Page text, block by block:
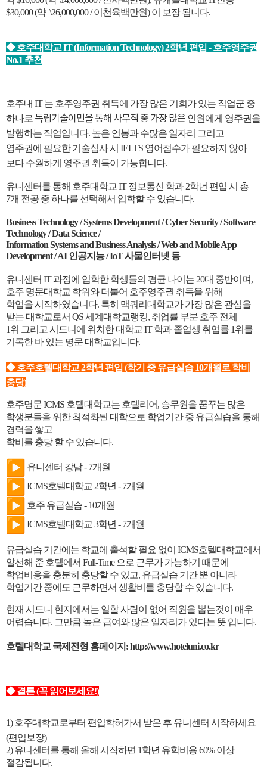
$30,000 (약 \26,000,000 / 이천육백만원) 이 보장 됩니다.
◆ 호주대학교 IT (Information Technology) 2학년 편입 - 호주영주권
No.1 추천
호주내 IT 는 호주영주권 취득에 가장 많은 기회가 있는 직업군 중
하나로 독립기술이민을 통해 사무직 중 가장 많은 인원에게 영주권을
발행하는 직업입니다. 높은 연봉과 수많은 일자리 그리고
영주권에 필요한 기술심사 시 IELTS 영어점수가 필요하지 않아
보다 수월하게 영주권 취득이 가능합니다.
유니센터를 통해 호주대학교 IT 정보통신 학과 2학년 편입 시 총
7개 전공 중 하나를 선택해서 입학할 수 있습니다.
Business Technology / Systems Development /Cyber Security / Software
Technology / Data Science /
Information Systems and Business Analysis / Web and Mobile App
Development / AI 인공지능 / IoT 사물인터넷 등
유니센터 IT 과정에 입학한 학생들의 평균 나이는 20대 중반이며,
호주 명문대학교 학위와 더불어 호주영주권 취득을 위해
학업을시작하였습니다. 특히 맥쿼리대학교가 가장 많은 관심을
받는 대학교로서 QS 세계대학교랭킹, 취업률 부분 호주 전체
1위 그리고 시드니에 위치한 대학교 IT 학과 졸업생 취업률 1위를
기록한 바 있는 명문 대학교입니다.
◆ 호주호텔대학교 2학년 편입 (학기 중 유급실습 10개월로 학비
충당)
호주명문 ICMS 호텔대학교는 호텔리어, 승무원을 꿈꾸는 많은
학생분들을 위한 최적화된 대학으로 학업기간 중 유급실습을 통해
경력을 쌓고
학비를 충당 할 수 있습니다.
유니센터 강남 - 7개월
ICMS호텔대학교 2학년 - 7개월
호주 유급실습 - 10개월
ICMS호텔대학교 3학년 - 7개월
유급실습 기간에는 학교에 출석할 필요 없이 ICMS호텔대학교에서
알선해 준 호텔에서 Full-Time 으로 근무가 가능하기 때문에
학업비용을 충분히 충당할 수 있고, 유급실습 기간 뿐 아니라
학업기간 중에도 근무하면서 생활비를 충당할 수 있습니다.
현재 시드니 현지에서는 일할 사람이 없어 직원을 뽑는것이 매우
어렵습니다. 그만큼 높은 급여와 많은 일자리가 있다는 뜻 입니다.
호텔대학교 국제전형 홈페이지:http://www.hoteluni.co.kr
◆ 결론 (꼭 읽어보세요!)
1) 호주대학교로부터 편입학허가서 받은 후 유니센터 시작하세요
(편입보장)
2) 유니센터를 통해 올해 시작하면 1학년 유학비용 60% 이상
절감됩니다.